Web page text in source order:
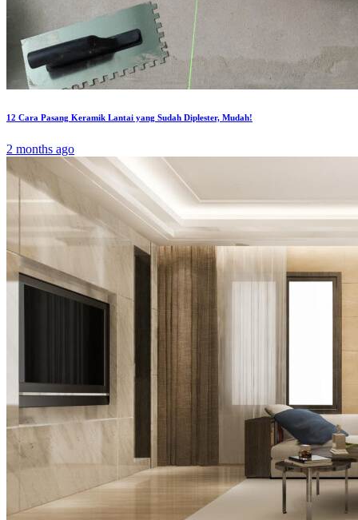
12 Cara Pasang Keramik Lantai yang Sudah Diplester, Mudah!
2 months ago